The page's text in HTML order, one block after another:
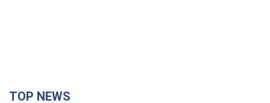
TOP NEWS